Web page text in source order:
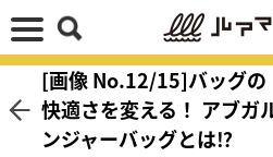
[画像 No.12/15]バッグの
快適さを変える！ アブガ
ンジャーバッグとは⁉